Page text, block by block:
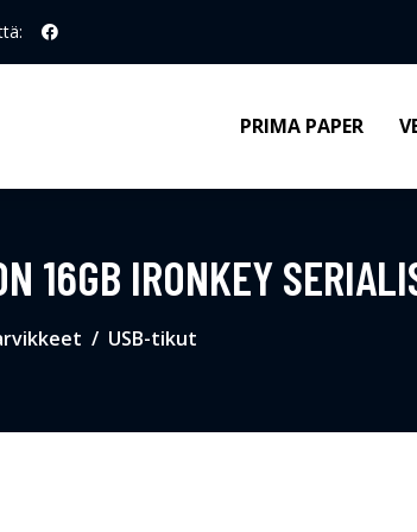
PRIMA PAPER
16GB IRONKEY
USB-tikut